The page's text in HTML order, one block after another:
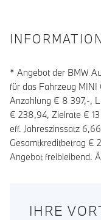
* Angebot der BMW
für das Fahrzeug
Anzahlung € 8 397,-,
€ 238,94, Zielrate €
eff. Jahreszinssatz 6,66
Gesamtkreditbetrag €
Angebot freibleibend.
IHRE